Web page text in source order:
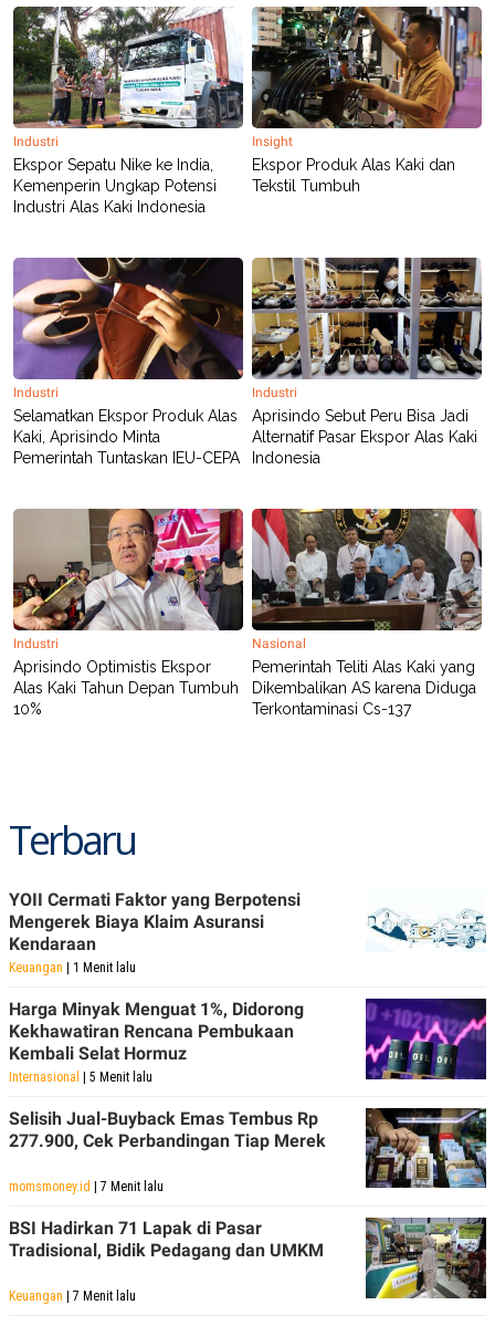
USE
PEDOMAN
PEMBERITAAN
SIBER
PRIVACY
POLICY
Industri
Ekspor Sepatu Nike ke India,
Kemenperin Ungkap Potensi
Industri Alas Kaki Indonesia
Insight
Ekspor Produk Alas Kaki dan
Tekstil Tumbuh
Industri
Selamatkan Ekspor Produk Alas
Kaki, Aprisindo Minta
Pemerintah Tuntaskan IEU-CEPA
Industri
Aprisindo Sebut Peru Bisa Jadi
Alternatif Pasar Ekspor Alas Kaki
Indonesia
Industri
Aprisindo Optimistis Ekspor
Alas Kaki Tahun Depan Tumbuh
10%
Nasional
Pemerintah Teliti Alas Kaki yang
Dikembalikan AS karena Diduga
Terkontaminasi Cs-137
Terbaru
YOII Cermati Faktor yang Berpotensi
Mengerek Biaya Klaim Asuransi
Kendaraan
Keuangan | 1 Menit lalu
Harga Minyak Menguat 1%, Didorong
Kekhawatiran Rencana Pembukaan
Kembali Selat Hormuz
Internasional | 5 Menit lalu
Selisih Jual-Buyback Emas Tembus Rp
277.900, Cek Perbandingan Tiap Merek
momsmoney.id | 7 Menit lalu
BSI Hadirkan 71 Lapak di Pasar
Tradisional, Bidik Pedagang dan UMKM
Keuangan | 7 Menit lalu